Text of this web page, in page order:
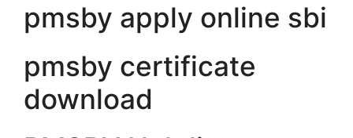
pmsby apply online sbi
pmsby certificate
download